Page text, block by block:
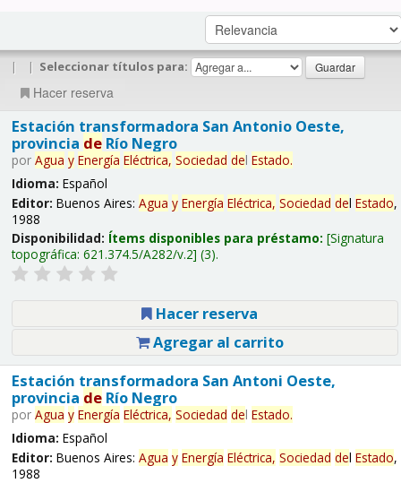
| | Seleccionar títulos para:
Hacer reserva
Estación transformadora San Antonio Oeste,
provincia deRío Negro
por Agua y Energía Eléctrica, Sociedad del Estado.
Idioma: Español
Editor: Buenos Aires: Agua y Energía Eléctrica, Sociedad del Estado,
1988
Disponibilidad: Ítems disponibles para préstamo: Signatura
topográfica: 621.374.5/A282/v.2 (3).
Hacer reserva
Agregar al carrito
Estación transformadora San Antoni Oeste,
provincia deRío Negro
por Agua y Energía Eléctrica, Sociedad del Estado.
Idioma: Español
Editor: Buenos Aires: Agua y Energía Eléctrica, Sociedad del Estado,
1988